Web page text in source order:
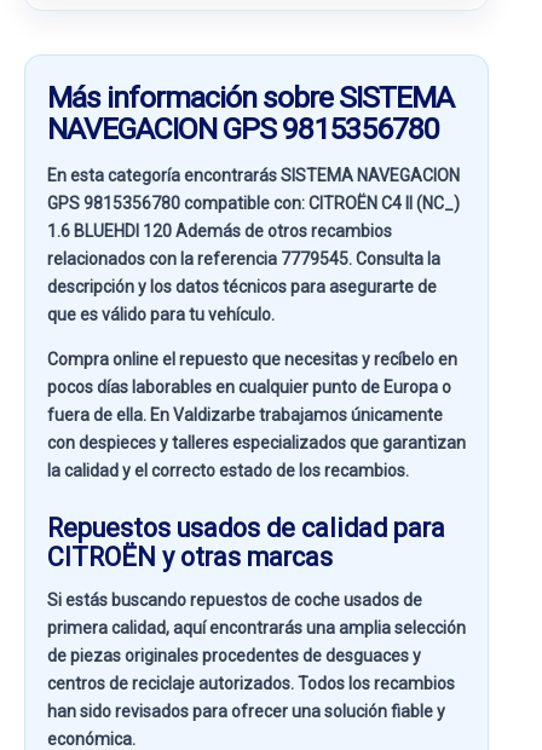
Más información sobre SISTEMA
NAVEGACION GPS 9815356780
En esta categoría encontrarás SISTEMA NAVEGACION
GPS 9815356780 compatible con:CITROËN C4 II (NC_)
1.6 BLUEHDI 120Además de otros recambios
relacionados con la referencia 7779545. Consulta la
descripción y los datos técnicos para asegurarte de
que es válido para tu vehículo.
Compra online el repuesto que necesitas y recíbelo en
pocos días laborables en cualquier punto de Europa o
fuera de ella. EnValdizarbetrabajamos únicamente
con despieces y talleres especializados que garantizan
la calidad y el correcto estado de los recambios.
Repuestos usados de calidad para
CITROËN y otras marcas
Si estás buscandorepuestos de coche usados de
primera calidad, aquí encontrarás una amplia selección
de piezas originales procedentes de desguaces y
centros de reciclaje autorizados. Todos los recambios
han sido revisados para ofrecer una solución fiable y
económica.